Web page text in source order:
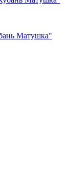
Матушка"